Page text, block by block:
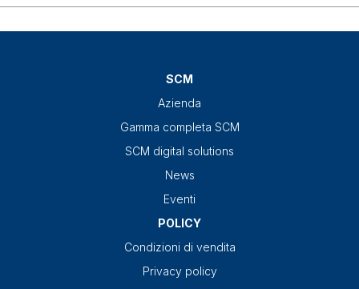
SCM
Azienda
Gamma completa SCM
SCM digital solutions
News
Eventi
POLICY
Condizioni di vendita
Privacy policy